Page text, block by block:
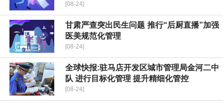
[08-24]
甘肃严查突出民生问题 推行“后厨直播”加强
医美规范化管理
[08-24]
全球快报:驻马店开发区城市管理局金河二中
队 进行目标化管理 提升精细化管控
[08-24]